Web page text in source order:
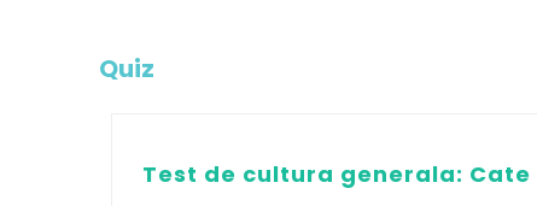
Quiz
Test de cultura generala: